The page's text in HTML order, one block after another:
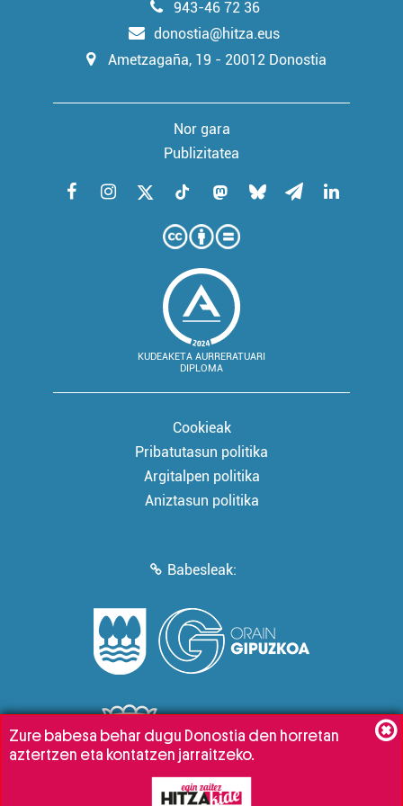
943-46 72 36
donostia@hitza.eus
Ametzagaña, 19 - 20012 Donostia
Nor gara
Publizitatea
KUDEAKETA AURRERATUARI
DIPLOMA
Cookieak
Pribatutasun politika
Argitalpen politika
Aniztasun politika
Babesleak:
Zure babesa behar dugu Donostia den horretan
aztertzen eta kontatzen jarraitzeko.